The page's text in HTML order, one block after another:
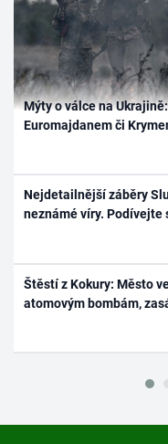
Mýty o válce na
Euromajdanem či
Nejdetailnější záběry
neznámé víry. Podívejte
Štěstí z Kokury: Město
atomovým bombám,